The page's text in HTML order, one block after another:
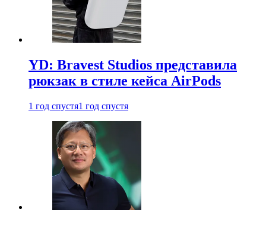
YD: Bravest Studios представила
рюкзак в стиле кейса AirPods
1 год спустя1 год спустя